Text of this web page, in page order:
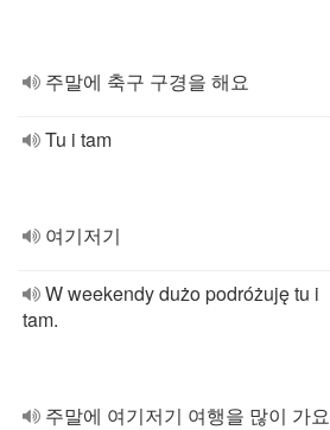
주말에 축구 구경을 해요
Tu i tam
여기저기
W weekendy dużo podróżuję tu i
tam.
주말에 여기저기 여행을 많이 가요